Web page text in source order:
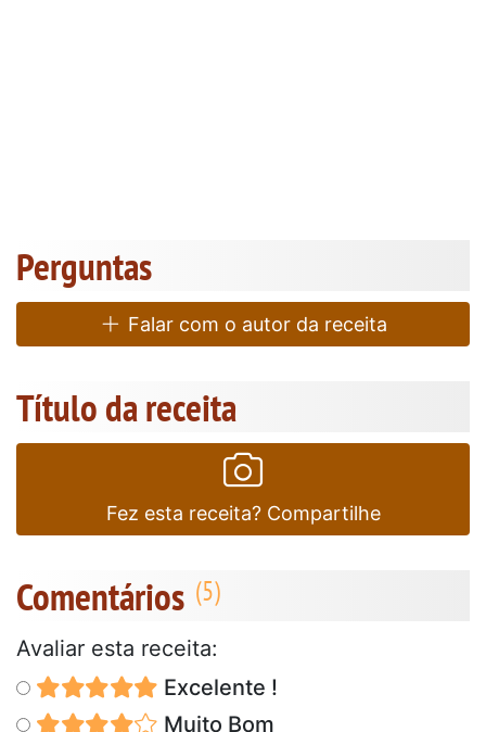
Perguntas
Falar com o autor da receita
Título da receita
Fez esta receita? Compartilhe
Comentários
Avaliar esta receita:
Excelente !
Muito Bom